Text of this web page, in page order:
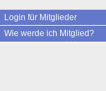
Login für Mitglieder
Wie werde ich Mitglied?